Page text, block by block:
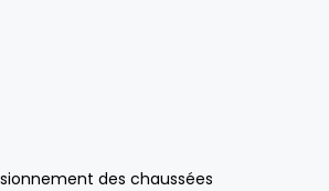
des chaussées